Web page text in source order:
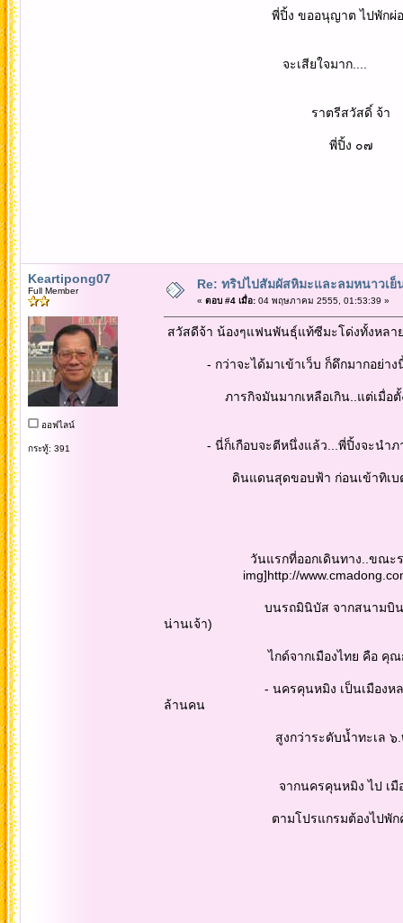
พี่ปิ้ง ขออนุญาต ไปพักผ่อนก่อนนะจ๊ะ
จะเสียใจมาก....
ราตรีสวัสดิ์ จ้า
พี่ปิ้ง ๐๗
Keartipong07
Full Member
ออฟไลน์
กระทู้: 391
Re: ทริปไปสัมผัสหิมะและลมหนาวเย็
« ตอบ #4 เมื่อ:04 พฤษภาคม 2555, 01:53:39 »
สวัสดีจ้า น้องๆแฟนพันธุ์แท้ซีมะโด่งทั้งหลา
- กว่าจะได้มาเข้าเว็บ ก็ดึกมากอย่างนี้
ภารกิจมันมากเหลือเกิน..แต่เมื่อตั้งใจ
- นี่ก็เกือบจะตีหนึ่งแล้ว...พี่ปิ้งจะนำภาพ
ดินแดนสุดขอบฟ้า ก่อนเข้าทิเบต...เ
วันแรกที่ออกเดินทาง..ขณะรอขึ้นเค
img]http://www.cmadong.com/
บนรถมินิบัส จากสนามบินคุนหมิง (นค
น่านเจ้า)
ไกด์จากเมืองไทย คือ คุณกรเทพ ชื่
- นครคุนหมิง เป็นเมืองหลวงของ
ล้านคน
สูงกว่าระดับน้ำทะเล ๖.๒๐๐ ฟุต คุน
จากนครคุนหมิง ไป เมืองโบราณต้า
ตามโปรแกรมต้องไปพักค้างคืนที่เมื